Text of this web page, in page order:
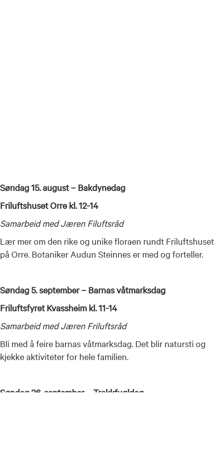
Søndag 15. august – Bakdynedag
Friluftshuset Orre kl. 12-14
Samarbeid med Jæren Filuftsråd
Lær mer om den rike og unike floraen rundt Friluftshuset
på Orre. Botaniker Audun Steinnes er med og forteller.
Søndag 5. september – Barnas våtmarksdag
Friluftsfyret Kvassheim kl. 11-14
Samarbeid med Jæren Friluftsråd
Bli med å feire barnas våtmarksdag. Det blir natursti og
kjekke aktiviteter for hele familien.
Søndag 26. september – Trekkfugldag